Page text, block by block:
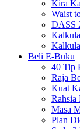
Kira
Waist
DASS
Beli E-Buku
40 Tip
Raja
Kuat
Rahsia
Masa
Plan